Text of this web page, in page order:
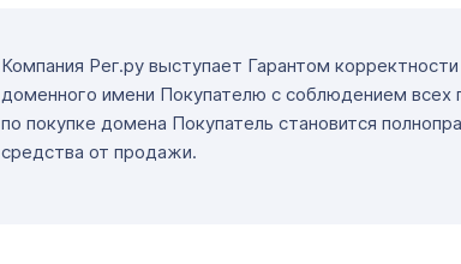
Компания Рег.ру выступает Гарантом
доменного имени Покупателю с соблюдением всех
по покупке домена Покупатель становится
средства от продажи.